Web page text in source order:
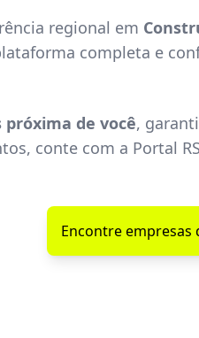
regional em
completa e
de você,
conte com a Portal
Encontre empresas